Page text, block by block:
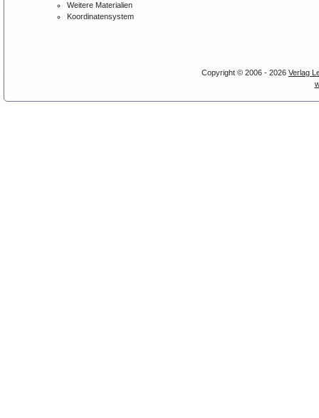
Weitere Materialien
Koordinatensystem
Copyright © 2006 - 2026 Verlag